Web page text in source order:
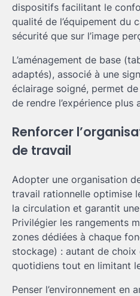
dispositifs facilitant le
qualité de l’équipement du
sécurité que sur l’image
L’aménagement de base
adaptés), associé à une
éclairage soigné, permet
de rendre l’expérience plus
Renforcer
de travail
Adopter une organisation
travail rationnelle optimise
la circulation et garantit
Privilégier les rangements
zones dédiées à chaque
stockage) : autant de
quotidiens tout en limitant
Penser l’environnement en